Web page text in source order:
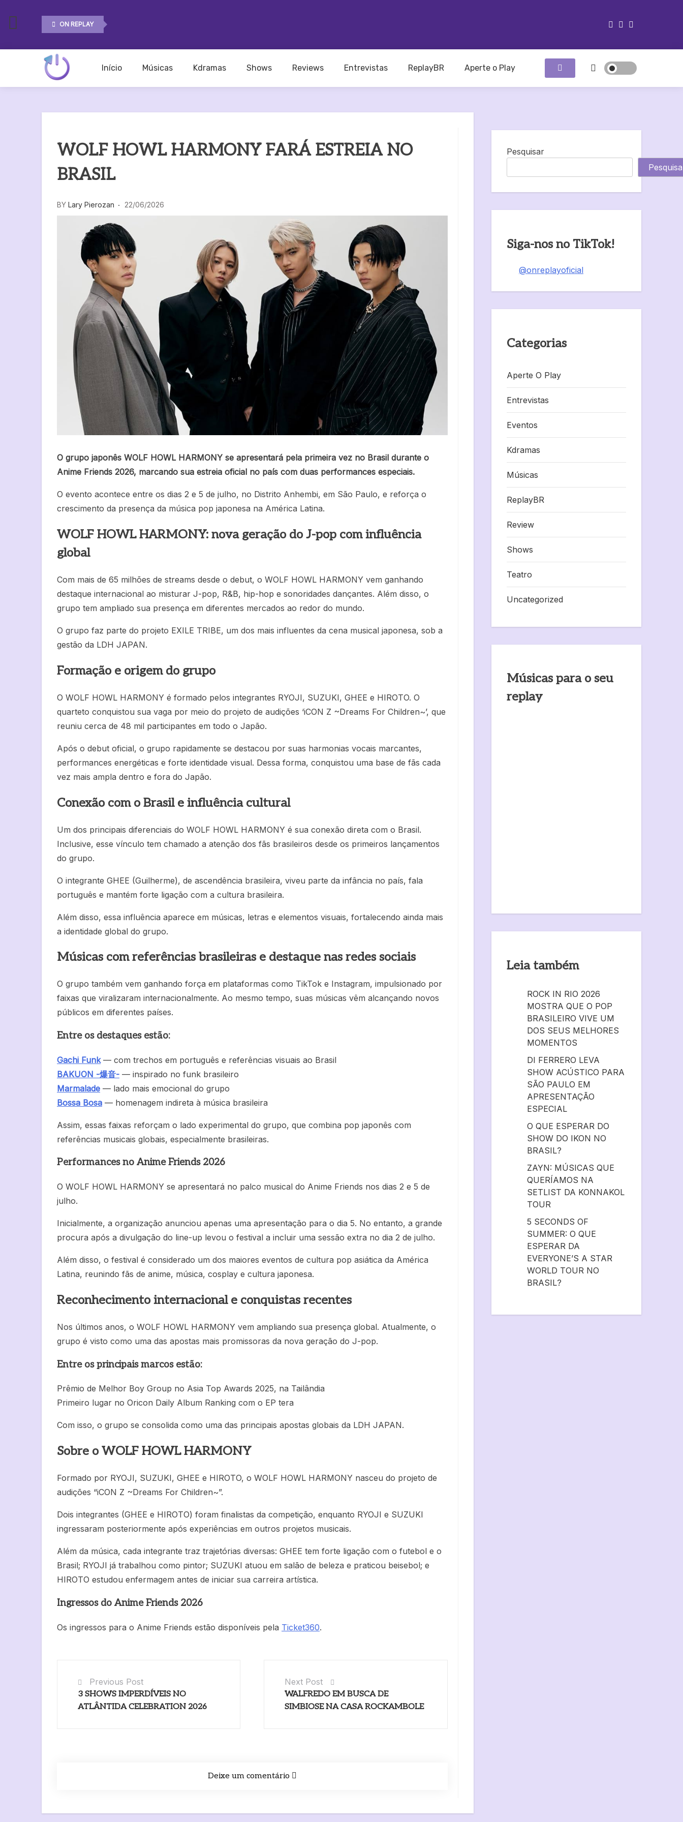
content
ON REPLAY
Início Músicas Kdramas Shows Reviews Entrevistas ReplayBR Aperte o Play
WOLF HOWL HARMONY FARÁ ESTREIA NO
BRASIL
BY Lary Pierozan 22/06/2026
O grupo japonês WOLF HOWL HARMONY se apresentará pela primeira vez no Brasil durante o
Anime Friends 2026, marcando sua estreia oficial no país com duas performances especiais.
O evento acontece entre os dias 2 e 5 de julho, no Distrito Anhembi, em São Paulo, e reforça o
crescimento da presença da música pop japonesa na América Latina.
WOLF HOWL HARMONY: nova geração do J-pop com influência
global
Com mais de 65 milhões de streams desde o debut, o WOLF HOWL HARMONY vem ganhando
destaque internacional ao misturar J-pop, R&B, hip-hop e sonoridades dançantes. Além disso, o
grupo tem ampliado sua presença em diferentes mercados ao redor do mundo.
O grupo faz parte do projeto EXILE TRIBE, um dos mais influentes da cena musical japonesa, sob a
gestão da LDH JAPAN.
Formação e origem do grupo
O WOLF HOWL HARMONY é formado pelos integrantes RYOJI, SUZUKI, GHEE e HIROTO. O
quarteto conquistou sua vaga por meio do projeto de audições ‘iCON Z ~Dreams For Children~’, que
reuniu cerca de 48 mil participantes em todo o Japão.
Após o debut oficial, o grupo rapidamente se destacou por suas harmonias vocais marcantes,
performances energéticas e forte identidade visual. Dessa forma, conquistou uma base de fãs cada
vez mais ampla dentro e fora do Japão.
Conexão com o Brasil e influência cultural
Um dos principais diferenciais do WOLF HOWL HARMONY é sua conexão direta com o Brasil.
Inclusive, esse vínculo tem chamado a atenção dos fãs brasileiros desde os primeiros lançamentos
do grupo.
O integrante GHEE (Guilherme), de ascendência brasileira, viveu parte da infância no país, fala
português e mantém forte ligação com a cultura brasileira.
Além disso, essa influência aparece em músicas, letras e elementos visuais, fortalecendo ainda mais
a identidade global do grupo.
Músicas com referências brasileiras e destaque nas redes sociais
O grupo também vem ganhando força em plataformas como TikTok e Instagram, impulsionado por
faixas que viralizaram internacionalmente. Ao mesmo tempo, suas músicas vêm alcançando novos
públicos em diferentes países.
Entre os destaques estão:
Gachi Funk— com trechos em português e referências visuais ao Brasil
BAKUON -爆音- — inspirado no funk brasileiro
Marmalade — lado mais emocional do grupo
Bossa Bosa — homenagem indireta à música brasileira
Assim, essas faixas reforçam o lado experimental do grupo, que combina pop japonês com
referências musicais globais, especialmente brasileiras.
Performances no Anime Friends 2026
O WOLF HOWL HARMONY se apresentará no palco musical do Anime Friends nos dias 2 e 5 de
julho.
Inicialmente, a organização anunciou apenas uma apresentação para o dia 5. No entanto, a grande
procura após a divulgação do line-up levou o festival a incluir uma sessão extra no dia 2 de julho.
Além disso, o festival é considerado um dos maiores eventos de cultura pop asiática da América
Latina, reunindo fãs de anime, música, cosplay e cultura japonesa.
Reconhecimento internacional e conquistas recentes
Nos últimos anos, o WOLF HOWL HARMONY vem ampliando sua presença global. Atualmente, o
grupo é visto como uma das apostas mais promissoras da nova geração do J-pop.
Entre os principais marcos estão:
Prêmio de Melhor Boy Group no Asia Top Awards 2025, na Tailândia
Primeiro lugar no Oricon Daily Album Ranking com o EP tera
Com isso, o grupo se consolida como uma das principais apostas globais da LDH JAPAN.
Sobre o WOLF HOWL HARMONY
Formado por RYOJI, SUZUKI, GHEE e HIROTO, o WOLF HOWL HARMONY nasceu do projeto de
audições “iCON Z ~Dreams For Children~”.
Dois integrantes (GHEE e HIROTO) foram finalistas da competição, enquanto RYOJI e SUZUKI
ingressaram posteriormente após experiências em outros projetos musicais.
Além da música, cada integrante traz trajetórias diversas: GHEE tem forte ligação com o futebol e o
Brasil; RYOJI já trabalhou como pintor; SUZUKI atuou em salão de beleza e praticou beisebol; e
HIROTO estudou enfermagem antes de iniciar sua carreira artística.
Ingressos do Anime Friends 2026
Os ingressos para o Anime Friends estão disponíveis pela Ticket360.
Previous Post
3 SHOWS IMPERDÍVEIS NO
ATLÂNTIDA CELEBRATION 2026
Next Post
WALFREDO EM BUSCA DE
SIMBIOSE NA CASA ROCKAMBOLE
Deixe um comentário
Pesquisar
Siga-nos no TikTok!
@onreplayoficial
Categorias
Aperte O Play
Entrevistas
Eventos
Kdramas
Músicas
ReplayBR
Review
Shows
Teatro
Uncategorized
Músicas para o seu
replay
Leia também
ROCK IN RIO 2026
MOSTRA QUE O POP
BRASILEIRO VIVE UM
DOS SEUS MELHORES
MOMENTOS
DI FERRERO LEVA
SHOW ACÚSTICO PARA
SÃO PAULO EM
APRESENTAÇÃO
ESPECIAL
O QUE ESPERAR DO
SHOW DO IKON NO
BRASIL?
ZAYN: MÚSICAS QUE
QUERÍAMOS NA
SETLIST DA KONNAKOL
TOUR
5 SECONDS OF
SUMMER: O QUE
ESPERAR DA
EVERYONE’S A STAR
WORLD TOUR NO
BRASIL?